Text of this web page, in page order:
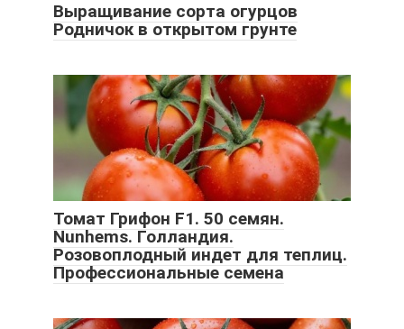
Выращивание сорта огурцов
Родничок в открытом грунте
Томат Грифон F1. 50 семян.
Nunhems. Голландия.
Розовоплодный индет для теплиц.
Профессиональные семена